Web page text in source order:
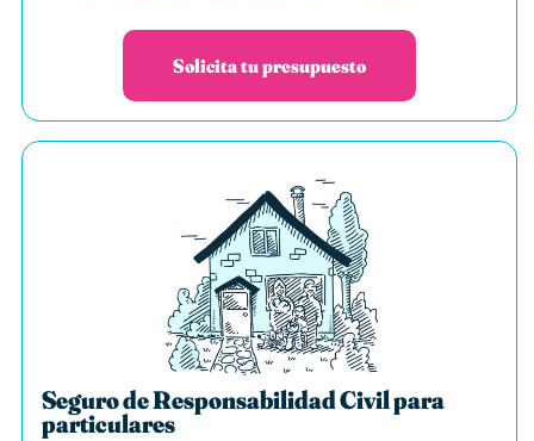
Solicita tu presupuesto
Seguro de Responsabilidad Civil para
particulares